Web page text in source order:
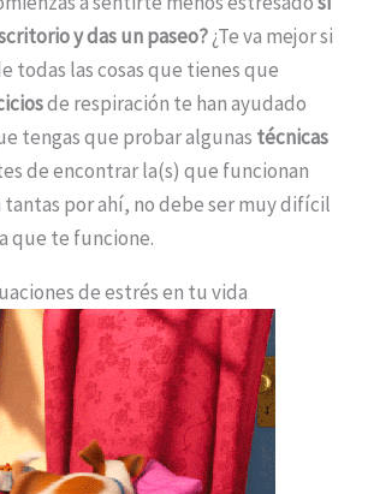
y das un paseo?¿Te va mejor si
todas las cosas que tienes que
de respiración te han ayudado
tengas que probar algunas técnicas
de encontrar la(s) que funcionan
por ahí, no debe ser muy difícil
que te funcione.
de estrés en tu vida